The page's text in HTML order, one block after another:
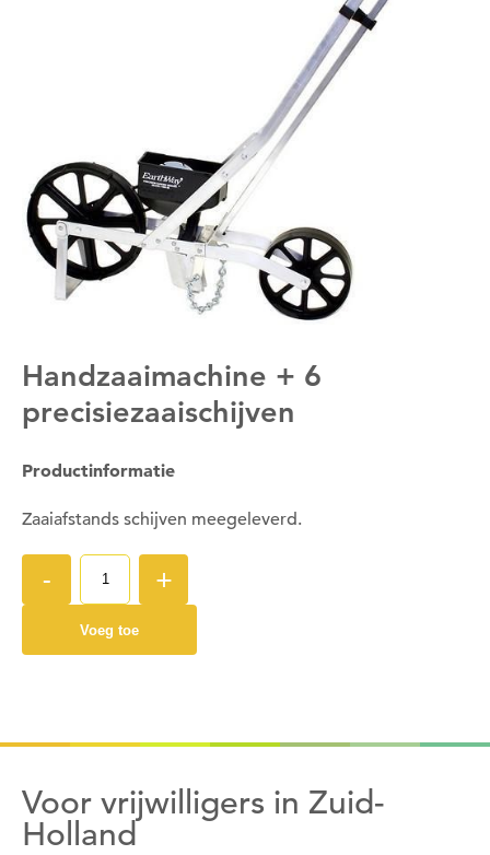
Handzaaimachine + 6
precisiezaaischijven
Productinformatie
Zaaiafstands schijven meegeleverd.
- +
Voeg toe
Voor vrijwilligers in Zuid-
Holland
Om deze pagina op te slaan moet je ingelogd zijn.
Wil je nu inloggen?
Nee
Wil je nu inloggen?
Ja Nee